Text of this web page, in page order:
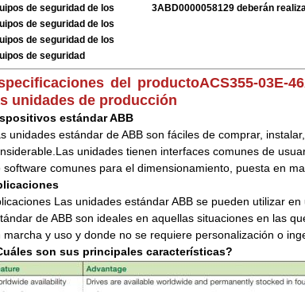
de seguridad de los
de seguridad de los
de seguridad de los
de seguridad
3ABD0000058129 deberán
del productoACS355-03E-
unidades de producción
estándar ABB
unidades estándar de ABB son fáciles de comprar,
unidades tienen interfaces comunes de
software comunes para el dimensionamiento, puesta en
Las unidades estándar ABB se pueden utilizar
de ABB son ideales en aquellas situaciones en las
marcha y uso y donde no se requiere personalización o
son sus principales características?